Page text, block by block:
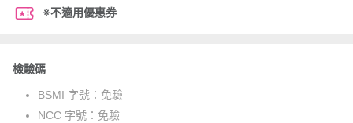
※不適用優惠券
檢驗碼
BSMI 字號： 免驗
NCC 字號： 免驗